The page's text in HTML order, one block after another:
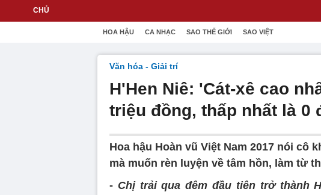
HOA HẬU CA NHẠC SAO THẾ GIỚI SAO VIỆT
Văn hóa - Giải trí
H'Hen Niê: 'Cát-xê cao
triệu đồng, thấp nhất là 0
Hoa hậu Hoàn vũ Việt Nam 2017 nói cô
mà muốn rèn luyện về tâm hồn, làm từ
- Chị trải qua đêm đầu tiên trở thành